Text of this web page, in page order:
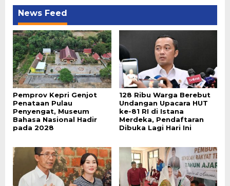
News Feed
Pemprov Kepri Genjot
Penataan Pulau
Penyengat, Museum
Bahasa Nasional Hadir
pada 2028
128 Ribu Warga Berebut
Undangan Upacara HUT
ke-81 RI di Istana
Merdeka, Pendaftaran
Dibuka Lagi Hari Ini